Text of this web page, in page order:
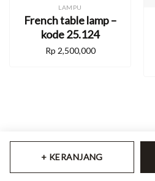
+ KERANJANG
LAMPU
French table lamp –
kode 25.124
Rp 2,500,000